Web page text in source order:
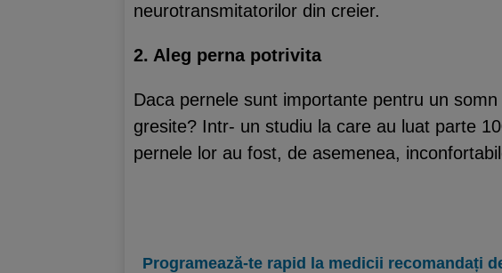
neurotransmitatorilor din creier.
2. Aleg perna potrivita
Daca pernele sunt importante pentru un
gresite? Intr- un studiu la care au luat parte
pernele lor au fost, de asemenea,
Programează-te rapid la medicii recomandați